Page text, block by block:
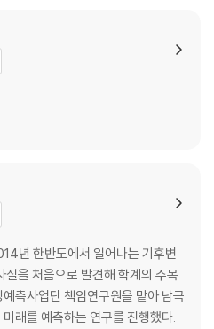
Dr.Dr.h.c. Markus Druge (베
가르치기- 김학철 (연세대학교)
선교 과제- 황홍렬 (부산장신대학교)
태신학의 연대- 이성호 (배재대학교)
년 한반도에서 일어나는 기후변
실을 처음으로 발견해 학계의 주목
측사업단 책임연구원을 맡아 남극
래를 예측하는 연구를 진행했다.